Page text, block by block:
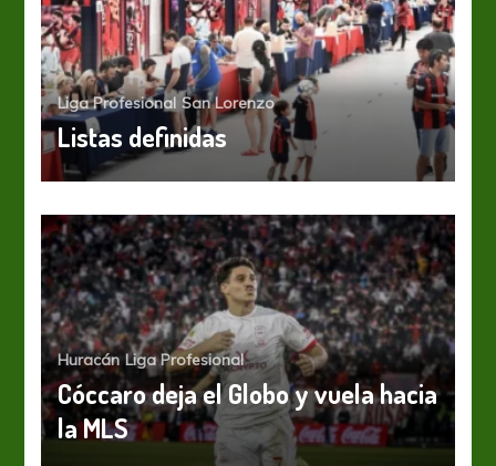
Liga Profesional San Lorenzo
Listas definidas
Huracán Liga Profesional
Cóccaro deja el Globo y vuela hacia
la MLS